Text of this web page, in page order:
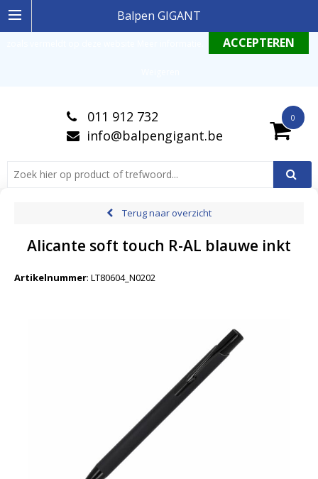
Balpen GIGANT
0
011 912 732
info@balpengigant.be
Terug naar overzicht
Alicante soft touch R-AL blauwe inkt
Artikelnummer: LT80604_N0202
Ingelogde gebruiker stemt in met de geldende omgang productinformatie